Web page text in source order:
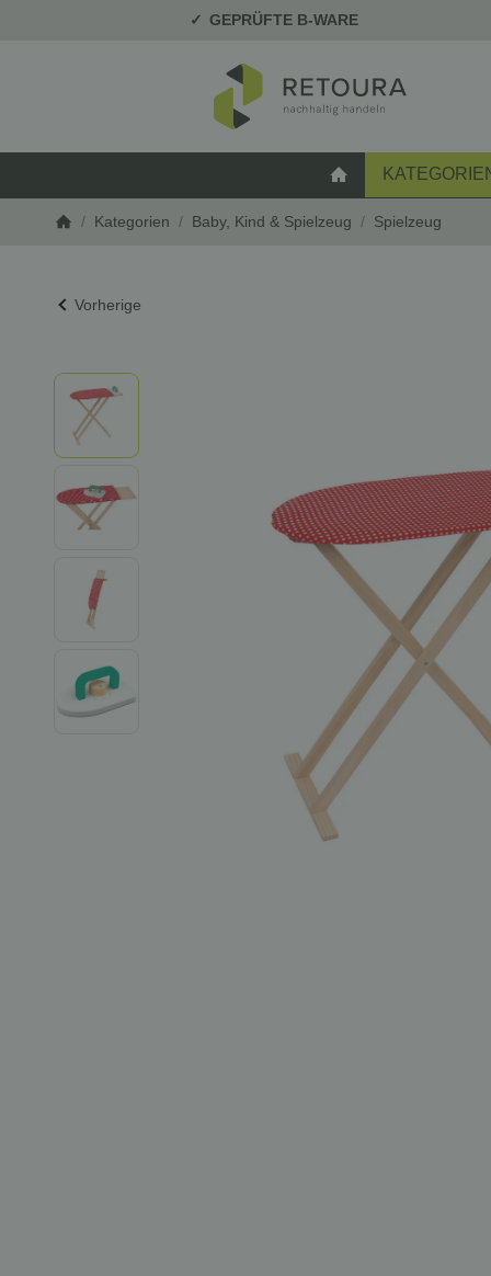
GEPRÜFTE B-WARE
STARTSEITE
/ Kategorien / Baby, Kind & Spielzeug / Spielzeug
Vorherige